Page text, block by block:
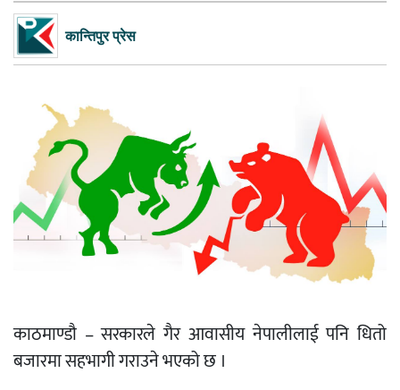
कान्तिपुर प्रेस
काठमाण्डौ – सरकारले गैर आवासीय नेपालीलाई पनि धितो
बजारमा सहभागी गराउने भएको छ ।